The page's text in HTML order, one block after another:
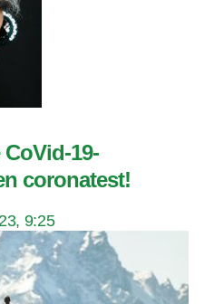
19-
coronatest!
9:25